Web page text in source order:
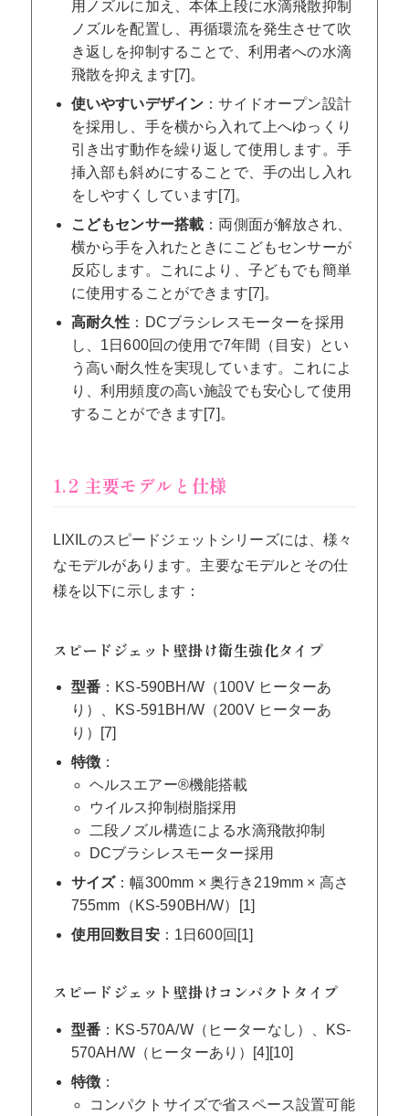
用ノズルに加え、本体上段に水滴飛散抑制
ノズルを配置し、再循環流を発生させて吹
き返しを抑制することで、利用者への水滴
飛散を抑えます[7]。
使いやすいデザイン ：サイドオープン設計
を採用し、手を横から入れて上へゆっくり
引き出す動作を繰り返して使用します。手
挿入部も斜めにすることで、手の出し入れ
をしやすくしています[7]。
こどもセンサー搭載 ：両側面が解放され、
横から手を入れたときにこどもセンサーが
反応します。これにより、子どもでも簡単
に使用することができます[7]。
高耐久性 ：DCブラシレスモーターを採用
し、1日600回の使用で7年間（目安）とい
う高い耐久性を実現しています。これによ
り、利用頻度の高い施設でも安心して使用
することができます[7]。
1.2 主要モデルと仕様
LIXILのスピードジェットシリーズには、様々
なモデルがあります。主要なモデルとその仕
様を以下に示します：
スピードジェット壁掛け衛生強化タイプ
型番 ：KS-590BH/W（100V ヒーターあ
り）、KS-591BH/W（200V ヒーターあ
り）[7]
特徴 ：
ヘルスエアー®機能搭載
ウイルス抑制樹脂採用
二段ノズル構造による水滴飛散抑制
DCブラシレスモーター採用
サイズ：幅300mm × 奥行き219mm × 高さ
755mm（KS-590BH/W）[1]
使用回数目安：1日600回[1]
スピードジェット壁掛けコンパクトタイプ
型番 ：KS-570A/W（ヒーターなし）、KS-
570AH/W（ヒーターあり）[4][10]
特徴 ：
コンパクトサイズで省スペース設置可能